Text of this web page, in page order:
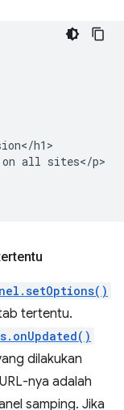
h1>
all sites</p>
tertentu.
dilakukan
nya adalah
samping. Jika